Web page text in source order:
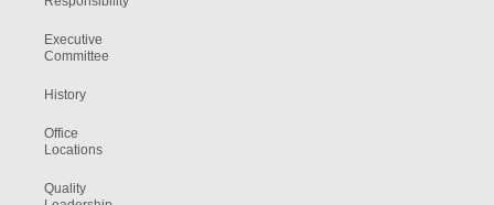
Executive
Committee
History
Office
Locations
Quality